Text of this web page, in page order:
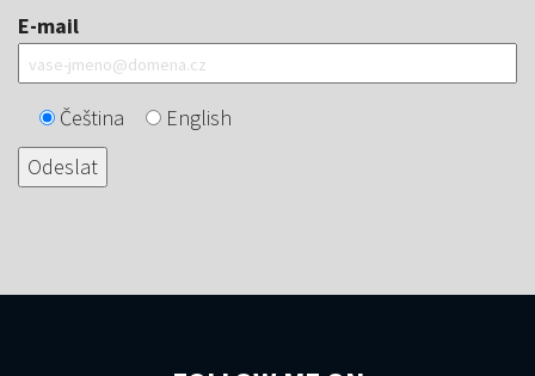
E-mail
Čeština English